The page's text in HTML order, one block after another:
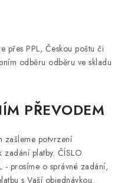
přes PPL, Českou poštu či
odběru odběru ve skladu
PŘEVODEM
zašleme potvrzení
zadání platby. ČÍSLO
- prosíme o správné zadání,
s Vaší objednávkou.